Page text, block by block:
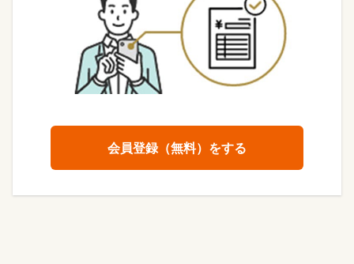
会員登録（無料）をする